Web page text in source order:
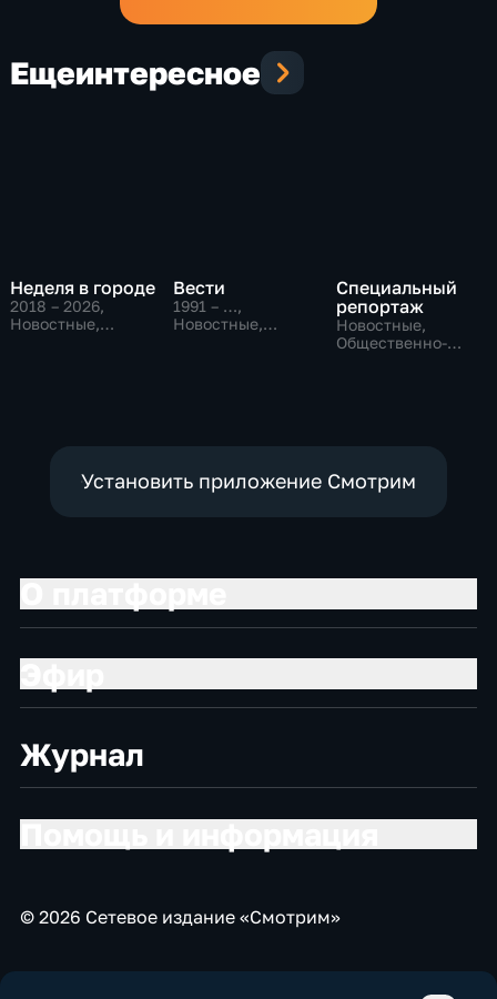
Ещеинтересное
Неделя в городе
2018 – 2026,
Новостные,
Вести
1991 – …,
Новостные,
Специальный
репортаж
Новостные,
Общественно-
Установить приложение Смотрим
Журнал
© 2026 Сетевое издание «Смотрим»